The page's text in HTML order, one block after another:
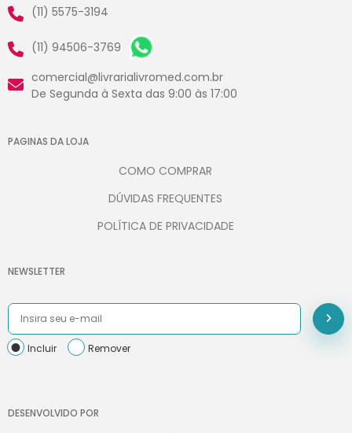
(11) 5575-3194
(11) 94506-3769
comercial@livrarialivromed.com.br
De Segunda à Sexta das 9:00 às 17:00
PAGINAS DA LOJA
COMO COMPRAR
DÚVIDAS FREQUENTES
POLÍTICA DE PRIVACIDADE
NEWSLETTER
Incluir Remover
DESENVOLVIDO POR